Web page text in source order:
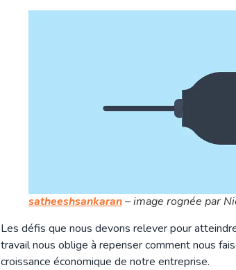
satheeshsankaran– image rognée par
Les défis que nous devons relever pour
travail nous oblige à repenser comment nous
croissance économique de notre entreprise.